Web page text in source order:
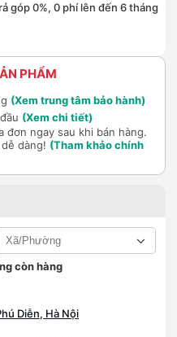
góp 0%, 0 phí lên đến 6 tháng
PHẨM
(Xem trung tâm bảo hành)
(Xem chi tiết)
đơn ngay sau khi bán hàng.
dàng! (Tham khảo chính
còn hàng
Diễn, Hà Nội